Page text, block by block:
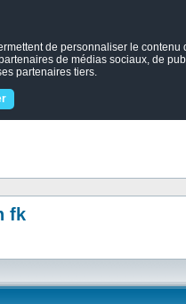
de personnaliser le
de médias sociaux, de
partenaires tiers.
fk